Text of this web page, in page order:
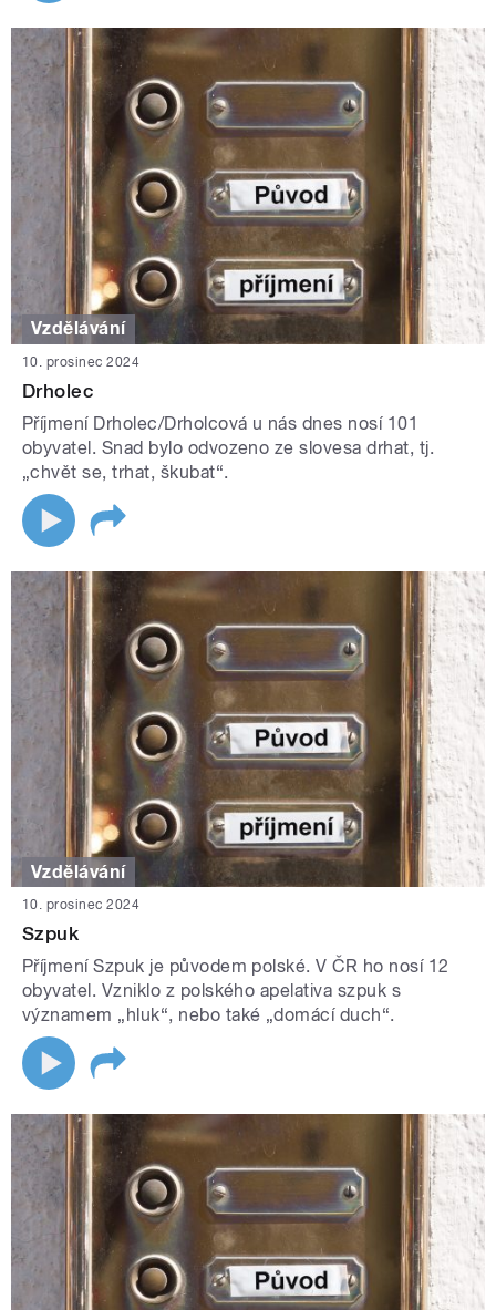
Vzdělávání
10. prosinec 2024
Drholec
Příjmení Drholec/Drholcová u nás dnes nosí 101
obyvatel. Snad bylo odvozeno ze slovesa drhat, tj.
„chvět se, trhat, škubat“.
Vzdělávání
10. prosinec 2024
Szpuk
Příjmení Szpuk je původem polské. V ČR ho nosí 12
obyvatel. Vzniklo z polského apelativa szpuk s
významem „hluk“, nebo také „domácí duch“.